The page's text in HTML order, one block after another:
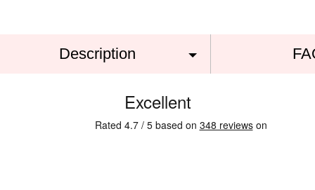
Description